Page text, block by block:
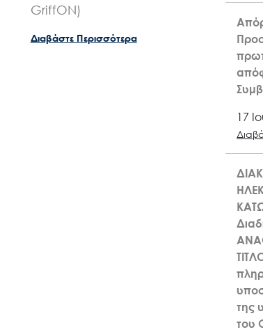
GriffON)
Διαβάστε Περισσότερα
17
της
του